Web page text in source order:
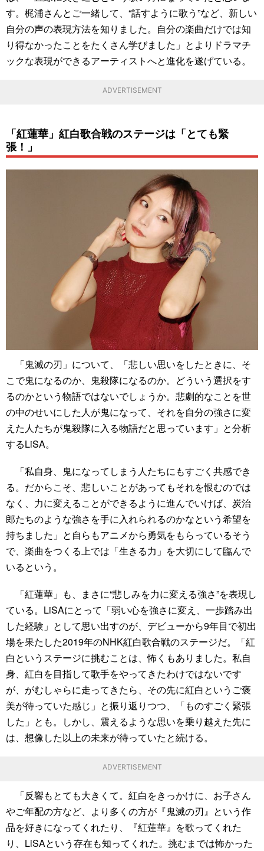
す。梶浦さんとご一緒して、“話すように歌う”など、新しい
自分の声の表現方法を知りました。自分の楽曲だけでは知
り得なかったことをたくさん学びました」とよりドラマチ
ックな表現ができるアーティストへと進化を遂げている。
ADVERTISEMENT
「紅蓮華」紅白歌合戦のステージは「とても緊
張！」
「鬼滅の刃」について、「悲しい思いをしたときに、そ
こで鬼になるのか、鬼殺隊になるのか。どういう選択をす
るのかという物語ではないでしょうか。悲劇的なことを世
の中のせいにした人が鬼になって、それを自分の強さに変
えた人たちが鬼殺隊に入る物語だと思っています」と分析
するLiSA。
「私自身、鬼になってしまう人たちにもすごく共感でき
る。だからこそ、悲しいことがあってもそれを恨むのでは
なく、力に変えることができるように進んでいけば、炭治
郎たちのような強さを手に入れられるのかなという希望を
持ちました」と自らもアニメから勇気をもらっているそう
で、楽曲をつくる上では「生きる力」を大切にして臨んで
いるという。
「紅蓮華」も、まさに“悲しみを力に変える強さ”を表現し
ている。LiSAにとって「弱い心を強さに変え、一歩踏み出
した経験」として思い出すのが、デビューから9年目で初出
場を果たした2019年のNHK紅白歌合戦のステージだ。「紅
白というステージに挑むことは、怖くもありました。私自
身、紅白を目指して歌手をやってきたわけではないです
が、がむしゃらに走ってきたら、その先に紅白というご褒
美が待っていた感じ」と振り返りつつ、「ものすごく緊張
した」とも。しかし、震えるような思いを乗り越えた先に
は、想像した以上の未来が待っていたと続ける。
ADVERTISEMENT
「反響もとても大きくて。紅白をきっかけに、お子さん
やご年配の方など、より多くの方が『鬼滅の刃』という作
品を好きになってくれたり、『紅蓮華』を歌ってくれた
り、LiSAという存在も知ってくれた。挑むまでは怖かった